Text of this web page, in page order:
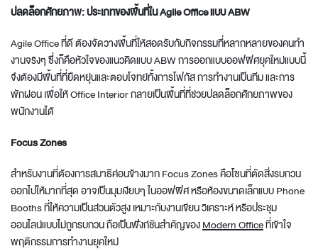
ปลดล็อกศักยภาพ: ประเภทของพื้นที่ใน Agile Office แบบ ABW
Agile Office ที่ดี ต้องจัดวางพื้นที่ให้สอดรับกับกิจกรรมที่หลากหลายของคนทำ
งานจริงๆ ซึ่งก็คือหัวใจของแนวคิดแบบ ABW การออกแบบออฟฟิศยุคใหม่แบบนี้
จึงต้องมีพื้นที่ที่ยืดหยุ่นและตอบโจทย์ทั้งการโฟกัส การทำงานเป็นทีม และการ
พักผ่อน เพื่อให้Office Interiorกลายเป็นพื้นที่ที่ช่วยปลดล็อกศักยภาพของ
พนักงานได้
Focus Zones
สำหรับงานที่ต้องการสมาธิค่อนข้างมาก Focus Zones คือโซนที่ตัดสิ่งรบกวน
ออกไปให้มากที่สุด อาจเป็นมุมเงียบๆ ในออฟฟิศ หรือห้องขนาดเล็กแบบ Phone
Booths ที่ให้ความเป็นส่วนตัวสูง เหมาะกับงานเขียน วิเคราะห์ หรือประชุม
ออนไลน์แบบไม่ถูกรบกวน ถือเป็นฟังก์ชันสำคัญของModern Officeที่เข้าใจ
พฤติกรรมการทำงานยุคใหม่